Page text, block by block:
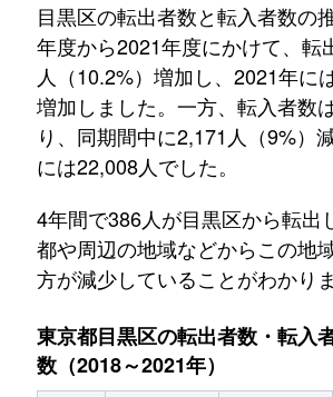
目黒区の転出者数と転入者数の
年度から2021年度にかけて、転
人（10.2%）増加し、2021年に
増加しました。一方、転入者数
り、同期間中に2,171人（9%）
には22,008人でした。
4年間で386人が目黒区から転出
都や周辺の地域などからこの地
方が減少していることがわかりま
東京都目黒区の転出者数・転入
数（2018～2021年）